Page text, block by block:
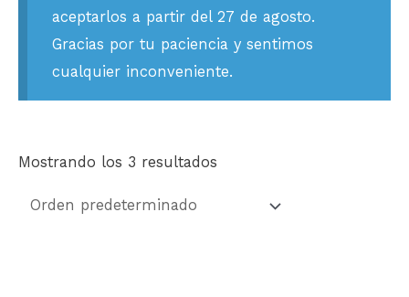
aceptarlos a partir del 27 de agosto.
Gracias por tu paciencia y sentimos
cualquier inconveniente.
Mostrando los 3 resultados